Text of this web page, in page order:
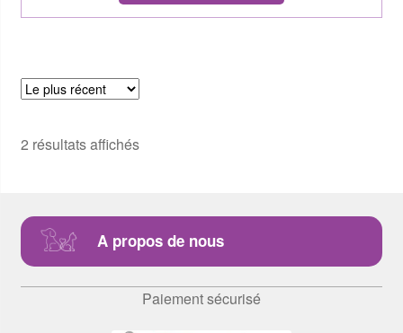
2 résultats affichés
A propos de nous
Paiement sécurisé